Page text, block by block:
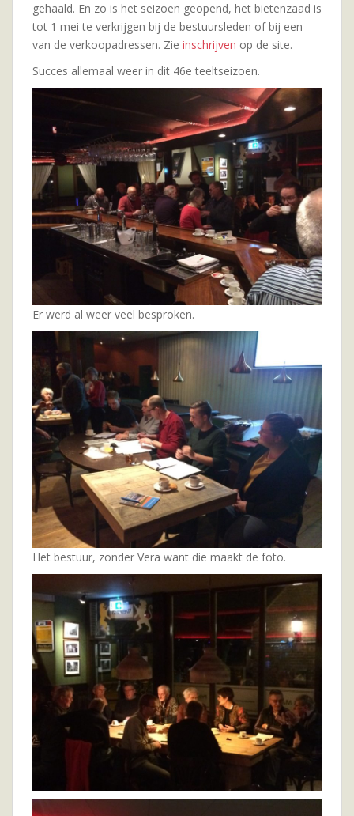
gehaald. En zo is het seizoen geopend, het bietenzaad is
tot 1 mei te verkrijgen bij de bestuursleden of bij een
van de verkoopadressen. Zie inschrijven op de site.
Succes allemaal weer in dit 46e teeltseizoen.
Er werd al weer veel besproken.
Het bestuur, zonder Vera want die maakt de foto.